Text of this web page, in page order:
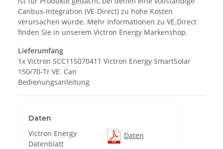
Canbus-Integration (VE-Direct) zu hohe Kosten
verursachen würde. Mehr Informationen zu VE.Direct
finden Sie in unserem Victron Energy Markenshop.
Lieferumfang
1x Victron SCC115070411 Victron Energy SmartSolar
150/70-Tr VE. Can
Bedienungsanleitung
Daten
Victron Energy
Datenblatt
Daten